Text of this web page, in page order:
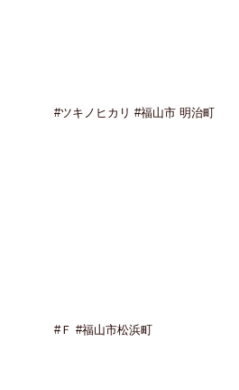
#ツキノヒカリ #福山市 明治町
#Ｆ #福山市松浜町